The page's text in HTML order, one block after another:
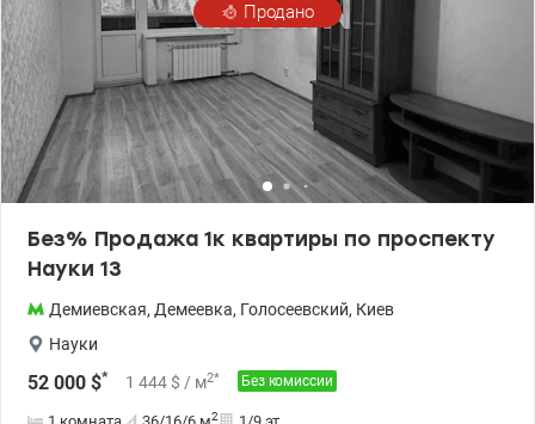
Продано
Без% Продажа 1к квартиры по проспекту
Науки 13
Демиевская, Демеевка, Голосеевский, Киев
Науки
52 000 $* 1 444 $ / м2* Без комиссии
2